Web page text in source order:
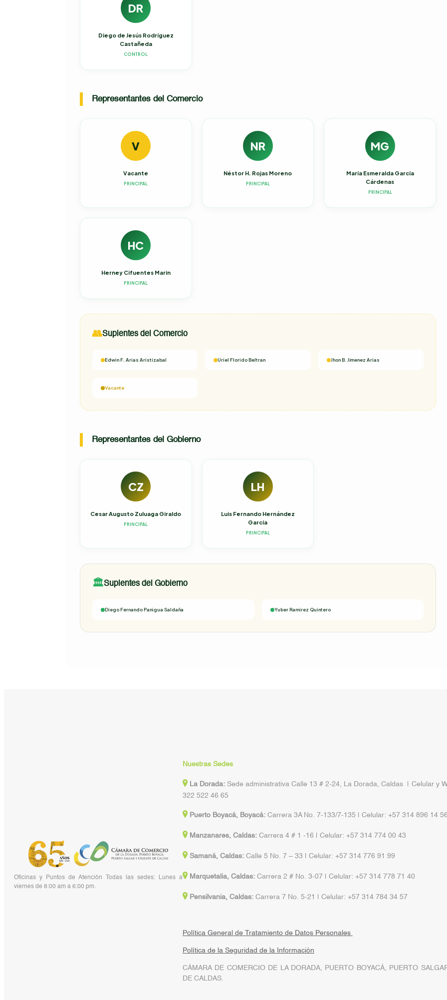
DR
Diego de Jesús Rodríguez
Castañeda
CONTROL
Representantes del Comercio
V
Vacante
PRINCIPAL
NR
Néstor H. Rojas Moreno
PRINCIPAL
MG
María Esmeralda García
Cárdenas
PRINCIPAL
HC
Herney Cifuentes Marin
PRINCIPAL
👥Suplentes del Comercio
Edwin F. Arias Aristizabal Uriel Florido Beltran Jhon B. Jímenez Arias
Vacante
Representantes del Gobierno
CZ
Cesar Augusto Zuluaga Giraldo
PRINCIPAL
LH
Luis Fernando Hernández
García
PRINCIPAL
🏛️Suplentes del Gobierno
Diego Fernando Panigua Saldaña Yuber Ramirez Quintero
Oficinas y Puntos de Atención Todas las sedes: Lunes a
viernes de 8:00 am a 6:00 pm.
Nuestras Sedes
La Dorada:Sede administrativa Calle 13 # 2-24, La Dorada, Caldas | Celular y
322 522 46 65
Puerto Boyacá, Boyacá:Carrera 3A No. 7-133/7-135 | Celular: +57 314 896 14
Manzanares, Caldas:Carrera 4 # 1 -16 | Celular: +57 314 774 00 43
Samaná, Caldas: Calle 5 No. 7 – 33 | Celular: +57 314 776 91 99
Marquetalia, Caldas:Carrera 2 # No. 3-07 | Celular: +57 314 778 71 40
Pensilvania, Caldas:Carrera 7 No. 5-21 | Celular: +57 314 784 34 57
Política General de Tratamiento de Datos Personales
Política de la Seguridad de la Información
CÁMARA DE COMERCIO DE LA DORADA, PUERTO BOYACÁ, PUERTO
DE CALDAS.